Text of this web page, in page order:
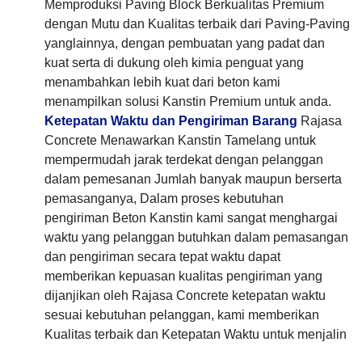
Memproduksi Paving Block Berkualitas Premium
dengan Mutu dan Kualitas terbaik dari Paving-Paving
yanglainnya, dengan pembuatan yang padat dan
kuat serta di dukung oleh kimia penguat yang
menambahkan lebih kuat dari beton kami
menampilkan solusi Kanstin Premium untuk anda.
Ketepatan Waktu dan Pengiriman Barang Rajasa
Concrete Menawarkan Kanstin Tamelang untuk
mempermudah jarak terdekat dengan pelanggan
dalam pemesanan Jumlah banyak maupun berserta
pemasanganya, Dalam proses kebutuhan
pengiriman Beton Kanstin kami sangat menghargai
waktu yang pelanggan butuhkan dalam pemasangan
dan pengiriman secara tepat waktu dapat
memberikan kepuasan kualitas pengiriman yang
dijanjikan oleh Rajasa Concrete ketepatan waktu
sesuai kebutuhan pelanggan, kami memberikan
Kualitas terbaik dan Ketepatan Waktu untuk menjalin